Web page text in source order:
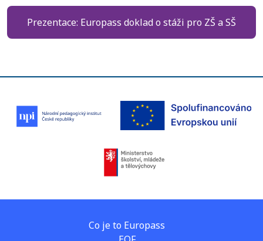
Prezentace: Europass doklad o stáži pro ZŠ a SŠ
Co je to Europass